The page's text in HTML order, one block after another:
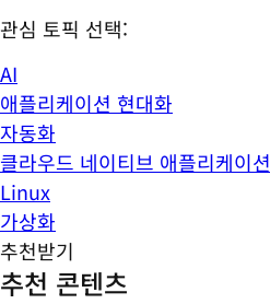
관심 토픽 선택:
AI
애플리케이션 현대화
자동화
클라우드 네이티브 애플리케이션
Linux
가상화
추천받기
추천 콘텐츠